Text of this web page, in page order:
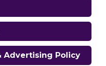
Advertising Policy